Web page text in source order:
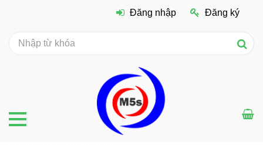
Đăng nhập Đăng ký